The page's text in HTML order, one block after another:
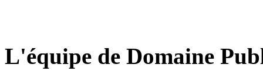
L'équipe de Domaine